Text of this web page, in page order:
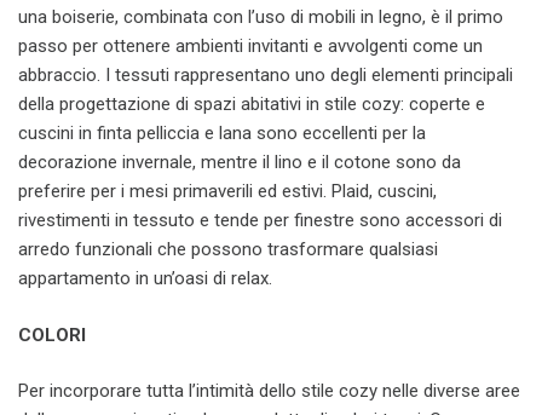
una boiserie, combinata con l’uso di mobili in legno, è il primo
passo per ottenere ambienti invitanti e avvolgenti come un
abbraccio. I tessuti rappresentano uno degli elementi principali
della progettazione di spazi abitativi in stile cozy: coperte e
cuscini in finta pelliccia e lana sono eccellenti per la
decorazione invernale, mentre il lino e il cotone sono da
preferire per i mesi primaverili ed estivi. Plaid, cuscini,
rivestimenti in tessuto e tende per finestre sono accessori di
arredo funzionali che possono trasformare qualsiasi
appartamento in un’oasi di relax.
COLORI
Per incorporare tutta l’intimità dello stile cozy nelle diverse aree